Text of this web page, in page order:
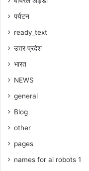
पर्यटन
ready_text
उत्तर प्रदेश
भारत
NEWS
general
Blog
other
pages
names for ai robots 1